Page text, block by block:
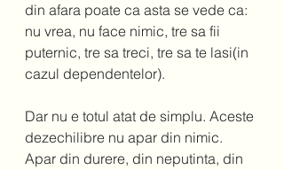
din afara poate ca asta se vede ca:
nu vrea, nu face nimic, tre sa fii
puternic, tre sa treci, tre sa te lasi(in
cazul dependentelor).
Dar nu e totul atat de simplu. Aceste
dezechilibre nu apar din nimic.
Apar din durere, din neputinta, din